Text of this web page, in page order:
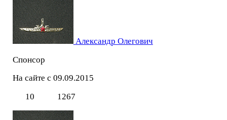
Александр Олегович
Спонсор
На сайте с 09.09.2015
10
1267